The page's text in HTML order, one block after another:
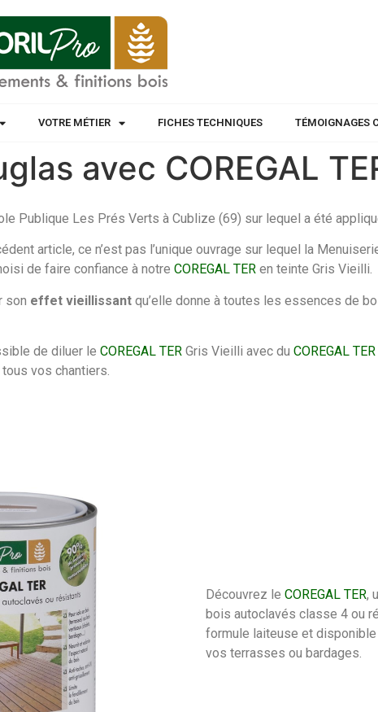
VOTRE MÉTIER FICHES TECHNIQUES TÉMOIGNAGES
avec COREGAL
Publique Les Prés Verts à Cublize (69) sur lequel a été
article, ce n’est pas l’unique ouvrage sur lequel la
de faire confiance à notre COREGAL TER en teinte Gris Vieilli.
son effet vieillissant qu’elle donne à toutes les essences de
de diluer le COREGAL TER Gris Vieilli avec du COREGAL TER
vos chantiers.
Découvrez le COREGAL TER,
bois autoclavés classe 4 ou
formule laiteuse et
vos terrasses ou bardages.